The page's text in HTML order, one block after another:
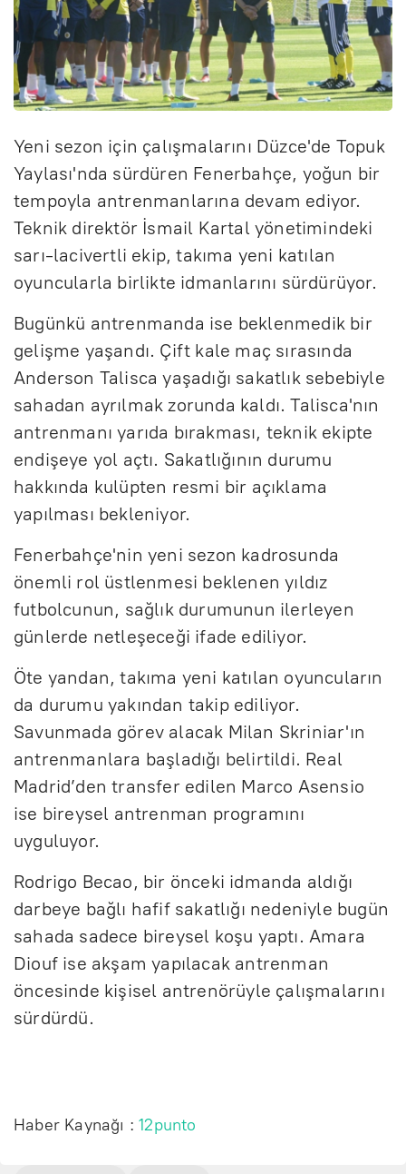
Yeni sezon için çalışmalarını Düzce'de Topuk
Yaylası'nda sürdüren Fenerbahçe, yoğun bir
tempoyla antrenmanlarına devam ediyor.
Teknik direktör İsmail Kartal yönetimindeki
sarı-lacivertli ekip, takıma yeni katılan
oyuncularla birlikte idmanlarını sürdürüyor.
Bugünkü antrenmanda ise beklenmedik bir
gelişme yaşandı. Çift kale maç sırasında
Anderson Talisca yaşadığı sakatlık sebebiyle
sahadan ayrılmak zorunda kaldı. Talisca'nın
antrenmanı yarıda bırakması, teknik ekipte
endişeye yol açtı. Sakatlığının durumu
hakkında kulüpten resmi bir açıklama
yapılması bekleniyor.
Fenerbahçe'nin yeni sezon kadrosunda
önemli rol üstlenmesi beklenen yıldız
futbolcunun, sağlık durumunun ilerleyen
günlerde netleşeceği ifade ediliyor.
Öte yandan, takıma yeni katılan oyuncuların
da durumu yakından takip ediliyor.
Savunmada görev alacak Milan Skriniar'ın
antrenmanlara başladığı belirtildi. Real
Madrid’den transfer edilen Marco Asensio
ise bireysel antrenman programını
uyguluyor.
Rodrigo Becao, bir önceki idmanda aldığı
darbeye bağlı hafif sakatlığı nedeniyle bugün
sahada sadece bireysel koşu yaptı. Amara
Diouf ise akşam yapılacak antrenman
öncesinde kişisel antrenörüyle çalışmalarını
sürdürdü.
Haber Kaynağı :12punto